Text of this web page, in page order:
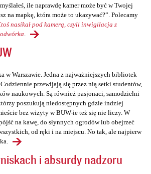
ile naprawdę kamer może być w Twojej
na mapkę, która może to ukazywać?”. Polecamy
nasikał pod kamerą, czyli inwigilacja z
w Warszawie. Jedna z najważniejszych bibliotek
przewijają się przez nią setki studentów,
naukowych. Są również pasjonaci, samodzielni
poszukują niedostępnych gdzie indziej
bez wizyty w BUW-ie też się nie liczy. W
na kawę, do słynnych ogrodów lub obejrzeć
od ręki i na miejscu. No tak, ale najpierw
i absurdy nadzoru